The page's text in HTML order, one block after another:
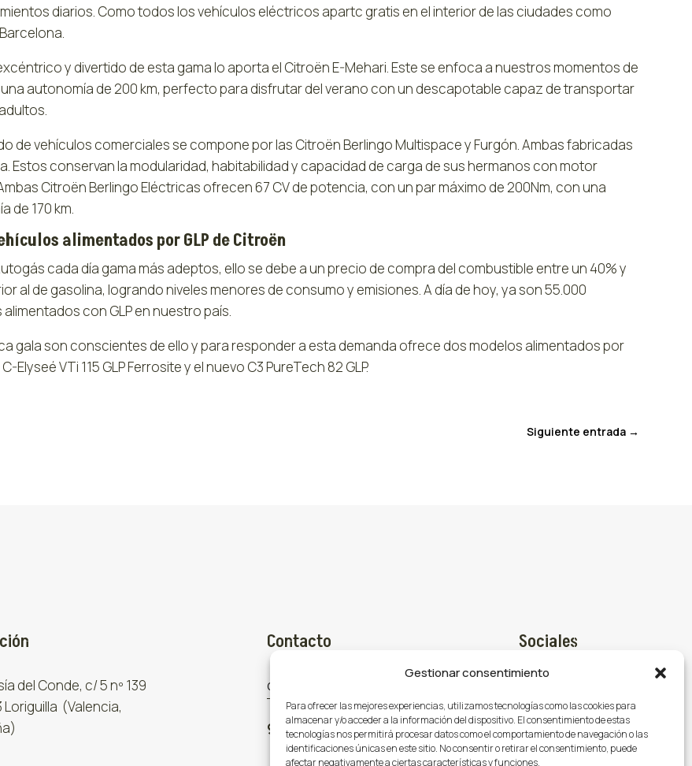
Gestionar consentimiento
Para ofrecer las mejores experiencias, utilizamos tecnologías como las cookies para
almacenar y/o acceder a la información del dispositivo. El consentimiento de estas
tecnologías nos permitirá procesar datos como el comportamiento de navegación o las
identificaciones únicas en este sitio. No consentir o retirar el consentimiento, puede
afectar negativamente a ciertas características y funciones.
diarios. Como todos los vehículos eléctricos apartc gratis en el interior de las ciudades como
y divertido de esta gama lo aporta el Citroën E-Mehari. Este se enfoca a nuestros momentos de
autonomía de 200 km, perfecto para disfrutar del verano con un descapotable capaz de transportar
de vehículos comerciales se compone por las Citroën Berlingo Multispace y Furgón. Ambas fabricadas
Estos conservan la modularidad, habitabilidad y capacidad de carga de sus hermanos con motor
Citroën Berlingo Eléctricas ofrecen 67 CV de potencia, con un par máximo de 200Nm, con una
de 170 km.
alimentados por GLP de Citroën
cada día gama más adeptos, ello se debe a un precio de compra del combustible entre un 40% y
al de gasolina, logrando niveles menores de consumo y emisiones. A día de hoy, ya son 55.000
con GLP en nuestro país.
gala son conscientes de ello y para responder a esta demanda ofrece dos modelos alimentados por
Elyseé VTi 115 GLP Ferrosite y el nuevo C3 PureTech 82 GLP.
Siguiente entrada→
del Conde, c/ 5 nº 139
Loriguilla (Valencia,
Contacto
comercial@gasmocion.com
961 667 879
Sociales
 Facebook
 X (Twitter)
 Instagram